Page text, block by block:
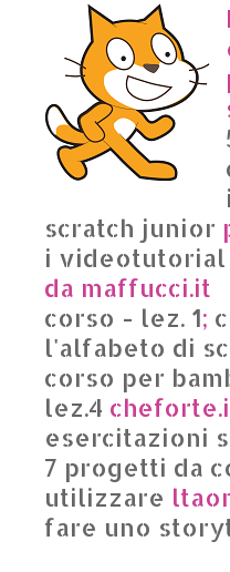
scratch junior
i videotutorial
da maffucci.it
corso - lez. 1;
l'alfabeto di
corso per
lez.4
esercitazioni
7 progetti da
utilizzare
fare uno